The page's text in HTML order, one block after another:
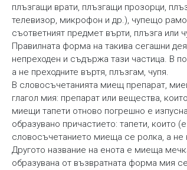
плъзгащи врати, плъзгащи прозорци,
телевизор, микрофон и др.), чупещо
съответният предмет върти, плъзга или
Правилната форма на такива сегашни
непреходен и съдържа тази частица. В
а не преходните въртя, плъзгам, чупя.
В словосъчетанията миещ препарат,
глагол мия: препарат или вещества,
миещи тапети отново погрешно е
образувано причастието: тапети,
словосъчетанието миеща се ролка, а
Другото название на енота е миеща
образувана от възвратната форма мия